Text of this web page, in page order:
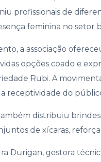
profissionais de
feminina no setor
a associação
opções coado e
Rubi. A
receptividade do
distribuiu
de xícaras,
Durigan, gestora